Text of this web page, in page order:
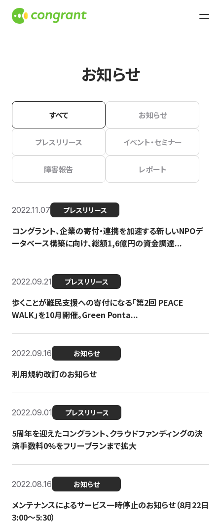
お知らせ
すべて お知らせ
プレスリリース イベント・セミナー
障害報告 レポート
2022.11.07 プレスリリース
コングラント、企業の寄付・連携を加速する新しいNPOデ
ータベース構築に向け、総額1,6億円の資金調達...
2022.09.21 プレスリリース
歩くことが難民支援への寄付になる「第2回 PEACE
WALK」を10月開催。Green Ponta...
2022.09.16 お知らせ
利用規約改訂のお知らせ
2022.09.01 プレスリリース
5周年を迎えたコングラント、クラウドファンディングの決
済手数料0%をフリープランまで拡大
2022.08.16 お知らせ
メンテナンスによるサービス一時停止のお知らせ（8月22日
3:00〜5:30）